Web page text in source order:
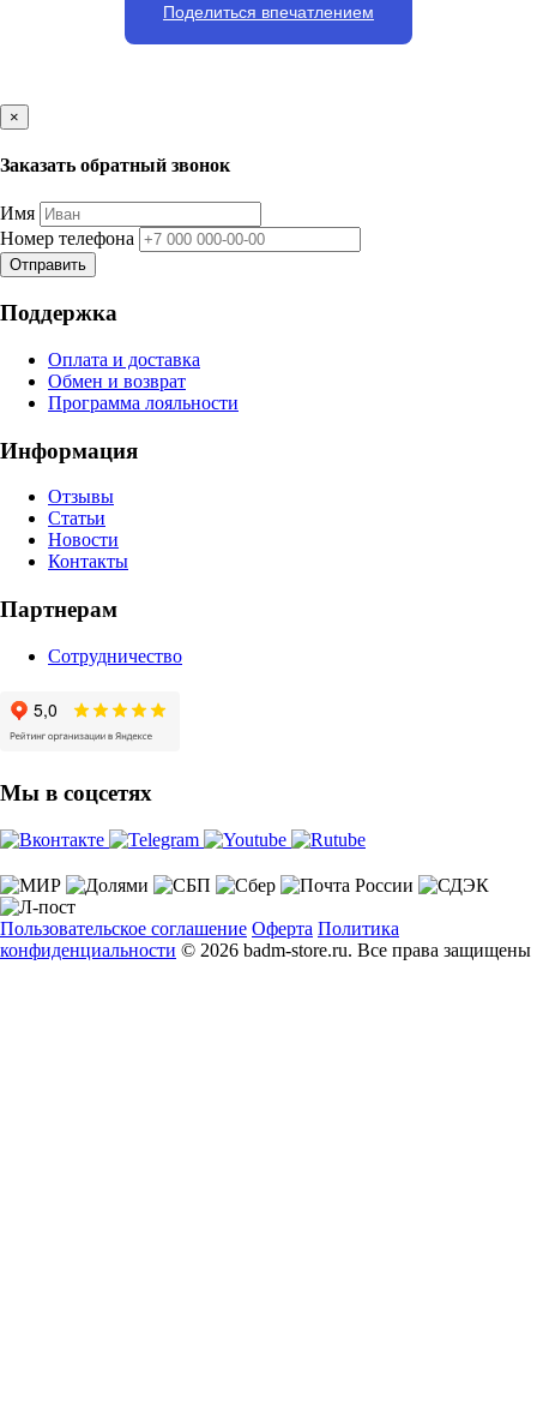
Поделиться впечатлением
×
Заказать обратный звонок
Имя
Номер телефона
Отправить
Поддержка
Оплата и доставка
Обмен и возврат
Программа лояльности
Информация
Отзывы
Статьи
Новости
Контакты
Партнерам
Сотрудничество
Мы в соцсетях
Пользовательское соглашение Оферта Политика
конфиденциальности © 2026 badm-store.ru. Все права защищены